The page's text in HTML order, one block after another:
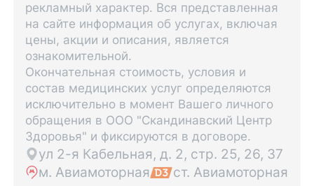
рекламный характер. Вся представленная
на сайте информация об услугах, включая
цены, акции и описания, является
ознакомительной.
Окончательная стоимость, условия и
состав медицинских услуг определяются
исключительно в момент Вашего личного
обращения в ООО "Скандинавский Центр
Здоровья" и фиксируются в договоре.
ул 2-я Кабельная, д. 2, стр. 25, 26, 37
м. Авиамоторная
ст. Авиамоторная